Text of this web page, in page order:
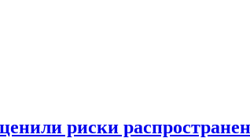
риски